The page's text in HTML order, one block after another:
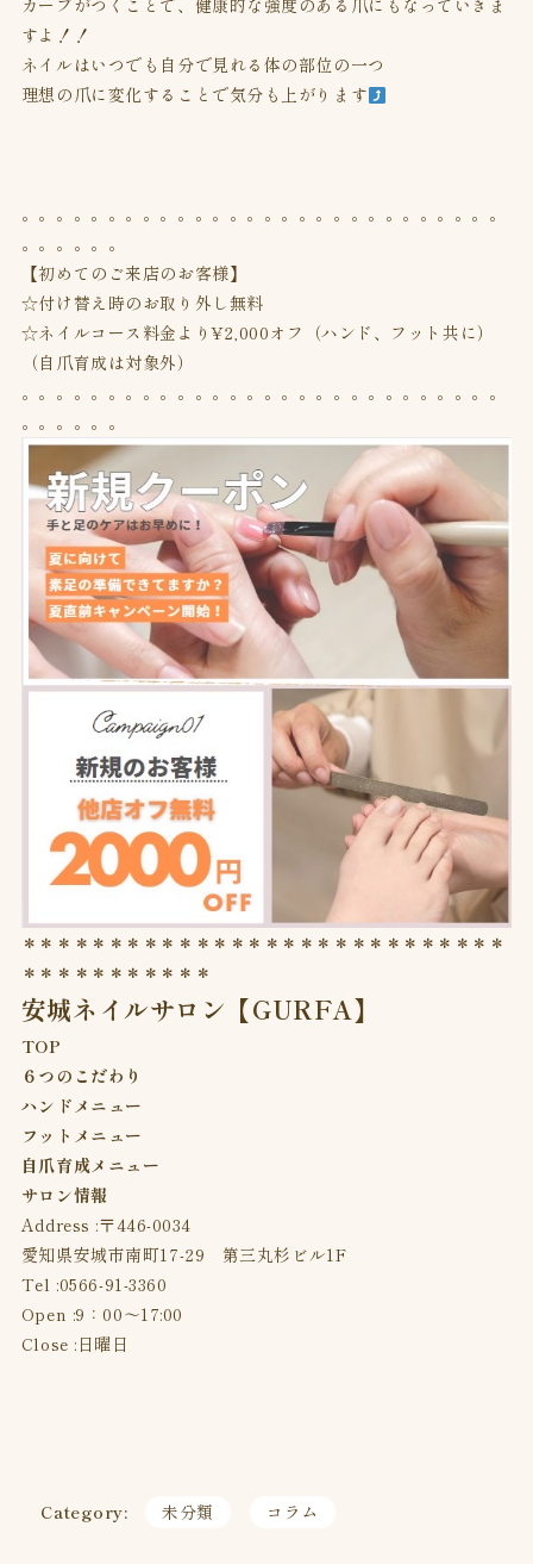
カーブがつくことで、健康的な強度のある爪にもなっていきま
すよ！！
ネイルはいつでも自分で見れる体の部位の一つ
理想の爪に変化することで気分も上がります
。。。。。。。。。。。。。。。。。。。。。。。。。。。。
。。。。。。
【初めてのご来店のお客様】
☆付け替え時のお取り外し無料
☆ネイルコース料金より¥2,000オフ（ハンド、フット共に）
（自爪育成は対象外）
。。。。。。。。。。。。。。。。。。。。。。。。。。。。
。。。。。。
＊＊＊＊＊＊＊＊＊＊＊＊＊＊＊＊＊＊＊＊＊＊＊＊＊＊＊＊
＊＊＊＊＊＊＊＊＊＊＊
安城ネイルサロン【GURFA】
TOP
６つのこだわり
ハンドメニュー
フットメニュー
自爪育成メニュー
サロン情報
Address :〒446-0034
愛知県安城市南町17-29 第三丸杉ビル1F
Tel :0566-91-3360
Open :9：00〜17:00
Close :日曜日
Category: 未分類 コラム